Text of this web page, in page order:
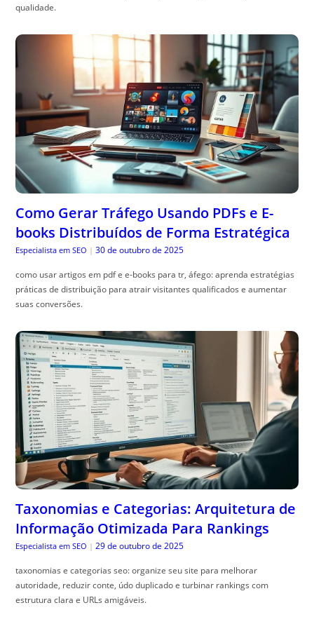
qualidade.
Como Gerar Tráfego Usando PDFs e E-
books Distribuídos de Forma Estratégica
Especialista em SEO | 30 de outubro de 2025
como usar artigos em pdf e e-books para tr, áfego: aprenda estratégias
práticas de distribuição para atrair visitantes qualificados e aumentar
suas conversões.
Taxonomias e Categorias: Arquitetura de
Informação Otimizada Para Rankings
Especialista em SEO | 29 de outubro de 2025
taxonomias e categorias seo: organize seu site para melhorar
autoridade, reduzir conte, údo duplicado e turbinar rankings com
estrutura clara e URLs amigáveis.